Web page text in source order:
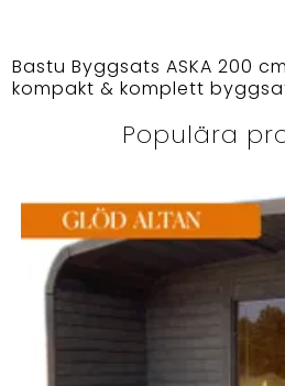
Bastu Byggsats ASKA 200
kompakt & komplett
Populära